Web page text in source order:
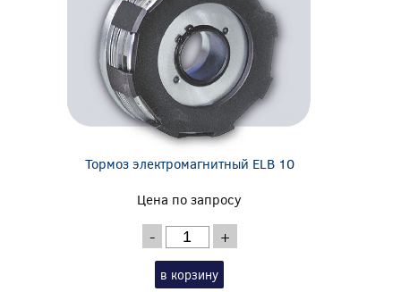
Тормоз электромагнитный ELB 10
Цена по запросу
- +
в корзину